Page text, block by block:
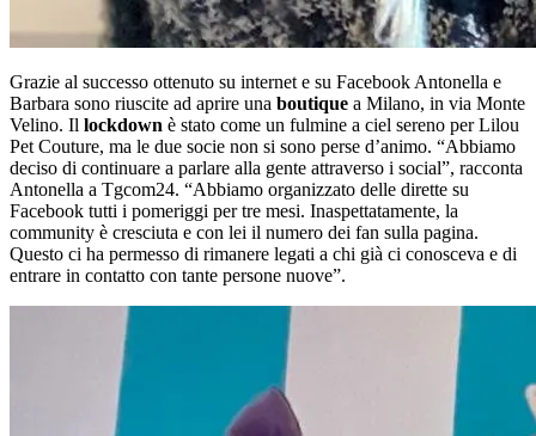
Grazie al successo ottenuto su internet e su Facebook Antonella e
Barbara sono riuscite ad aprire una boutique a Milano, in via Monte
Velino. Il lockdown è stato come un fulmine a ciel sereno per Lilou
Pet Couture, ma le due socie non si sono perse d’animo. “Abbiamo
deciso di continuare a parlare alla gente attraverso i social”, racconta
Antonella a Tgcom24. “Abbiamo organizzato delle dirette su
Facebook tutti i pomeriggi per tre mesi. Inaspettatamente, la
community è cresciuta e con lei il numero dei fan sulla pagina.
Questo ci ha permesso di rimanere legati a chi già ci conosceva e di
entrare in contatto con tante persone nuove”.